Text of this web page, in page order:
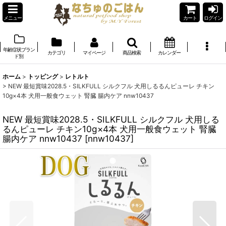
メニュー カート ログイン
年齢症状ブラン
ド別
カテゴリ マイページ 商品検索 カレンダー
ホーム > トッピング > レトルト
> NEW 最短賞味2028.5・SILKFULL シルクフル 犬用しるるんピューレ チキン
10g×4本 犬用一般食ウェット 腎臓 腸内ケア nnw10437
NEW 最短賞味2028.5・SILKFULL シルクフル 犬用しる
るんピューレ チキン10g×4本 犬用一般食ウェット 腎臓
腸内ケア nnw10437 [nnw10437]